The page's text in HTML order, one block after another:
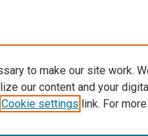
to make our site work.
our content and your
Cookie settings link. For